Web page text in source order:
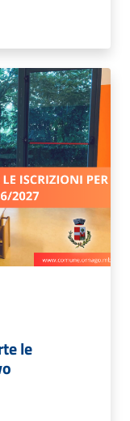
le